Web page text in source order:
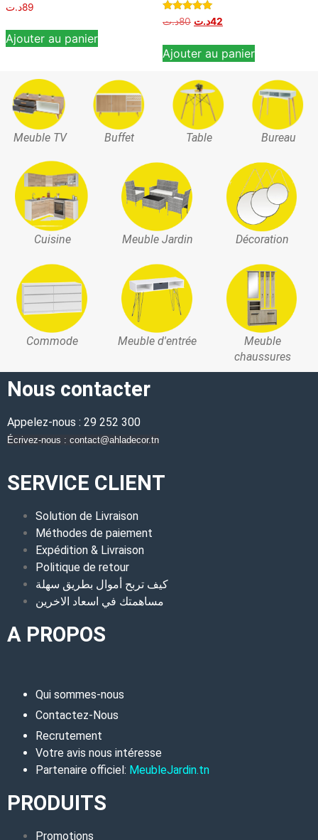
89د.ت
Ajouter au panier
Note
5.00
80د.ت 42د.ت
Ajouter au panier
Meuble TV Buffet Table Bureau
Cuisine Meuble Jardin Décoration
Commode Meuble d'entrée
Meuble
chaussures
Nous contacter
Appelez-nous : 29 252 300
Écrivez-nous : contact@ahladecor.tn
SERVICE CLIENT
Solution de Livraison
Méthodes de paiement
Expédition & Livraison
Politique de retour
كيف تربح أموال بطريق سهلة
مساهمتك في اسعاد الاخرين
A PROPOS
Qui sommes-nous
Contactez-Nous
Recrutement
Votre avis nous intéresse
Partenaire officiel: MeubleJardin.tn
PRODUITS
Promotions